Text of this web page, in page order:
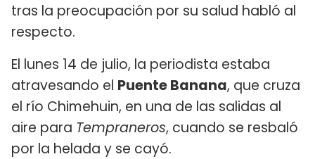
tras la preocupación por su salud habló al
respecto.
El lunes 14 de julio, la periodista estaba
atravesando el Puente Banana, que cruza
el río Chimehuin, en una de las salidas al
aire para Tempraneros, cuando se resbaló
por la helada y se cayó.